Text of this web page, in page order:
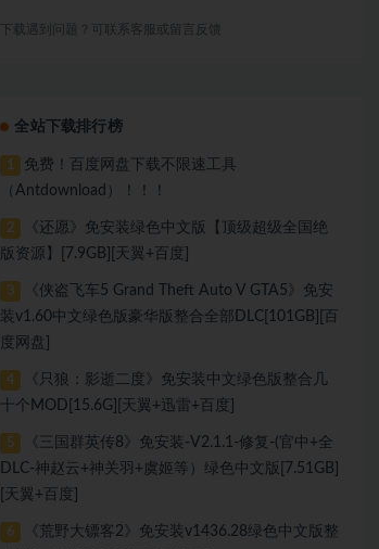
下载遇到问题？可联系客服或留言反馈
全站下载排行榜
1
免费！百度网盘下载不限速工具
（Antdownload）！！！
2
《还愿》免安装绿色中文版【顶级超级全国绝
版资源】[7.9GB][天翼+百度]
3
《侠盗飞车5 Grand Theft Auto V GTA5》免安
装v1.60中文绿色版豪华版整合全部DLC[101GB][百
度网盘]
4
《只狼：影逝二度》免安装中文绿色版整合几
十个MOD[15.6G][天翼+迅雷+百度]
5
《三国群英传8》免安装-V2.1.1-修复-(官中+全
DLC-神赵云+神关羽+虞姬等）绿色中文版[7.51GB]
[天翼+百度]
6
《荒野大镖客2》免安装v1436.28绿色中文版整